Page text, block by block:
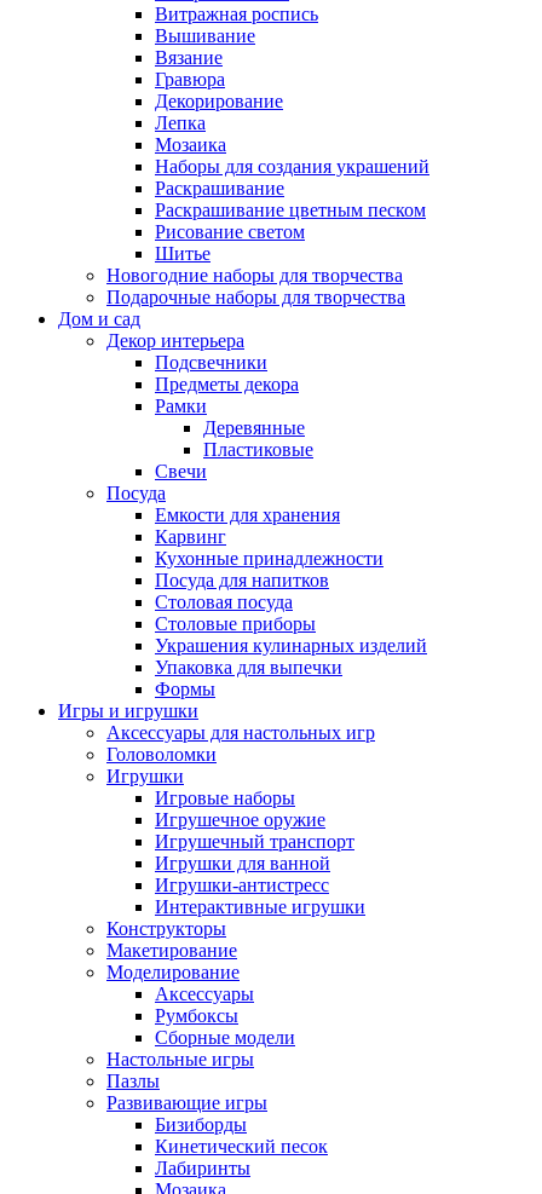
Витражная роспись
Вышивание
Вязание
Гравюра
Декорирование
Лепка
Мозаика
Наборы для создания украшений
Раскрашивание
Раскрашивание цветным песком
Рисование светом
Шитье
Новогодние наборы для творчества
Подарочные наборы для творчества
Дом и сад
Декор интерьера
Подсвечники
Предметы декора
Рамки
Деревянные
Пластиковые
Свечи
Посуда
Емкости для хранения
Карвинг
Кухонные принадлежности
Посуда для напитков
Столовая посуда
Столовые приборы
Украшения кулинарных изделий
Упаковка для выпечки
Формы
Игры и игрушки
Аксессуары для настольных игр
Головоломки
Игрушки
Игровые наборы
Игрушечное оружие
Игрушечный транспорт
Игрушки для ванной
Игрушки-антистресс
Интерактивные игрушки
Конструкторы
Макетирование
Моделирование
Аксессуары
Румбоксы
Сборные модели
Настольные игры
Пазлы
Развивающие игры
Бизиборды
Кинетический песок
Лабиринты
Мозаика